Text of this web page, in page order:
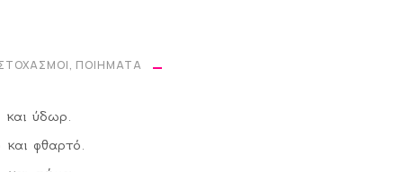
Πέμπτη.
προδομένος,
μυστικούς
, ΠΟΙΉΜΑΤΑ
ύδωρ.
και φθαρτό.